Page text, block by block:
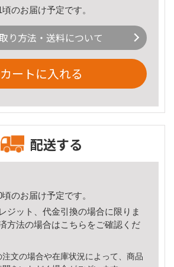
のお届け予定です。
り方法・送料について
カートに入れる
配送する
のお届け予定です。
ジット、代金引換の場合に限りま
方法の場合はこちら をご確認くだ
文の場合や在庫状況によって、商品